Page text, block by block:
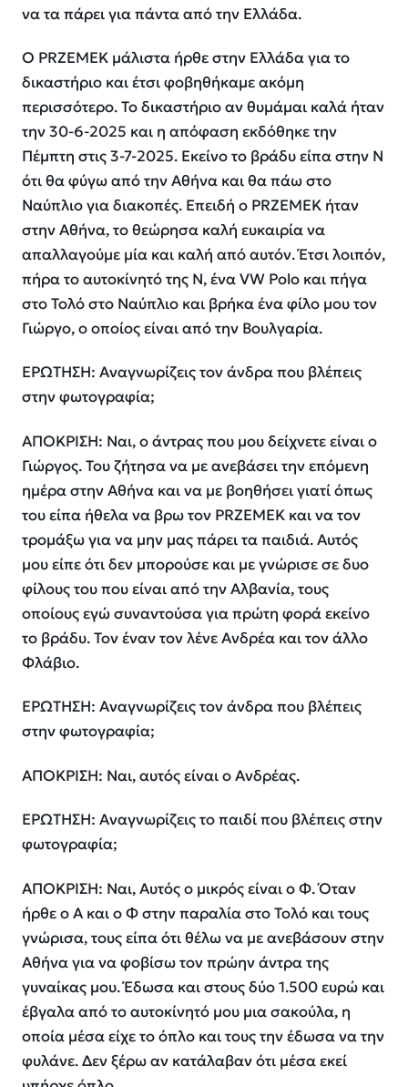
να τα πάρει για πάντα από την Ελλάδα.
Ο PRZEMEK μάλιστα ήρθε στην Ελλάδα για το
δικαστήριο και έτσι φοβηθήκαμε ακόμη
περισσότερο. Το δικαστήριο αν θυμάμαι καλά ήταν
την 30-6-2025 και η απόφαση εκδόθηκε την
Πέμπτη στις 3-7-2025. Εκείνο το βράδυ είπα στην Ν
ότι θα φύγω από την Αθήνα και θα πάω στο
Ναύπλιο για διακοπές. Επειδή ο PRZEMEK ήταν
στην Αθήνα, το θεώρησα καλή ευκαιρία να
απαλλαγούμε μία και καλή από αυτόν. Έτσι λοιπόν,
πήρα το αυτοκίνητό της Ν, ένα VW Polo και πήγα
στο Τολό στο Ναύπλιο και βρήκα ένα φίλο μου τον
Γιώργο, ο οποίος είναι από την Βουλγαρία.
ΕΡΩΤΗΣΗ: Αναγνωρίζεις τον άνδρα που βλέπεις
στην φωτογραφία;
ΑΠΟΚΡΙΣΗ: Ναι, ο άντρας που μου δείχνετε είναι ο
Γιώργος. Του ζήτησα να με ανεβάσει την επόμενη
ημέρα στην Αθήνα και να με βοηθήσει γιατί όπως
του είπα ήθελα να βρω τον PRZEMEK και να τον
τρομάξω για να μην μας πάρει τα παιδιά. Αυτός
μου είπε ότι δεν μπορούσε και με γνώρισε σε δυο
φίλους του που είναι από την Αλβανία, τους
οποίους εγώ συναντούσα για πρώτη φορά εκείνο
το βράδυ. Τον έναν τον λένε Ανδρέα και τον άλλο
Φλάβιο.
ΕΡΩΤΗΣΗ: Αναγνωρίζεις τον άνδρα που βλέπεις
στην φωτογραφία;
ΑΠΟΚΡΙΣΗ: Ναι, αυτός είναι ο Ανδρέας.
ΕΡΩΤΗΣΗ: Αναγνωρίζεις το παιδί που βλέπεις στην
φωτογραφία;
ΑΠΟΚΡΙΣΗ: Ναι, Αυτός ο μικρός είναι ο Φ. Όταν
ήρθε ο Α και ο Φ στην παραλία στο Τολό και τους
γνώρισα, τους είπα ότι θέλω να με ανεβάσουν στην
Αθήνα για να φοβίσω τον πρώην άντρα της
γυναίκας μου. Έδωσα και στους δύο 1.500 ευρώ και
έβγαλα από το αυτοκίνητό μου μια σακούλα, η
οποία μέσα είχε το όπλο και τους την έδωσα να την
φυλάνε. Δεν ξέρω αν κατάλαβαν ότι μέσα εκεί